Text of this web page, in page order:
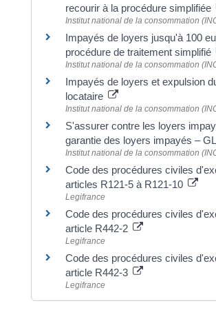
recourir à la procédure simplifiée
Institut national de la consommation
Impayés de loyers jusqu'à 100
procédure de traitement simplifié
Institut national de la consommation
Impayés de loyers et expulsion
locataire
Institut national de la consommation
S'assurer contre les loyers
garantie des loyers impayés –
Institut national de la consommation
Code des procédures civiles
articles R121-5 à R121-10
Legifrance
Code des procédures civiles
article R442-2
Legifrance
Code des procédures civiles
article R442-3
Legifrance